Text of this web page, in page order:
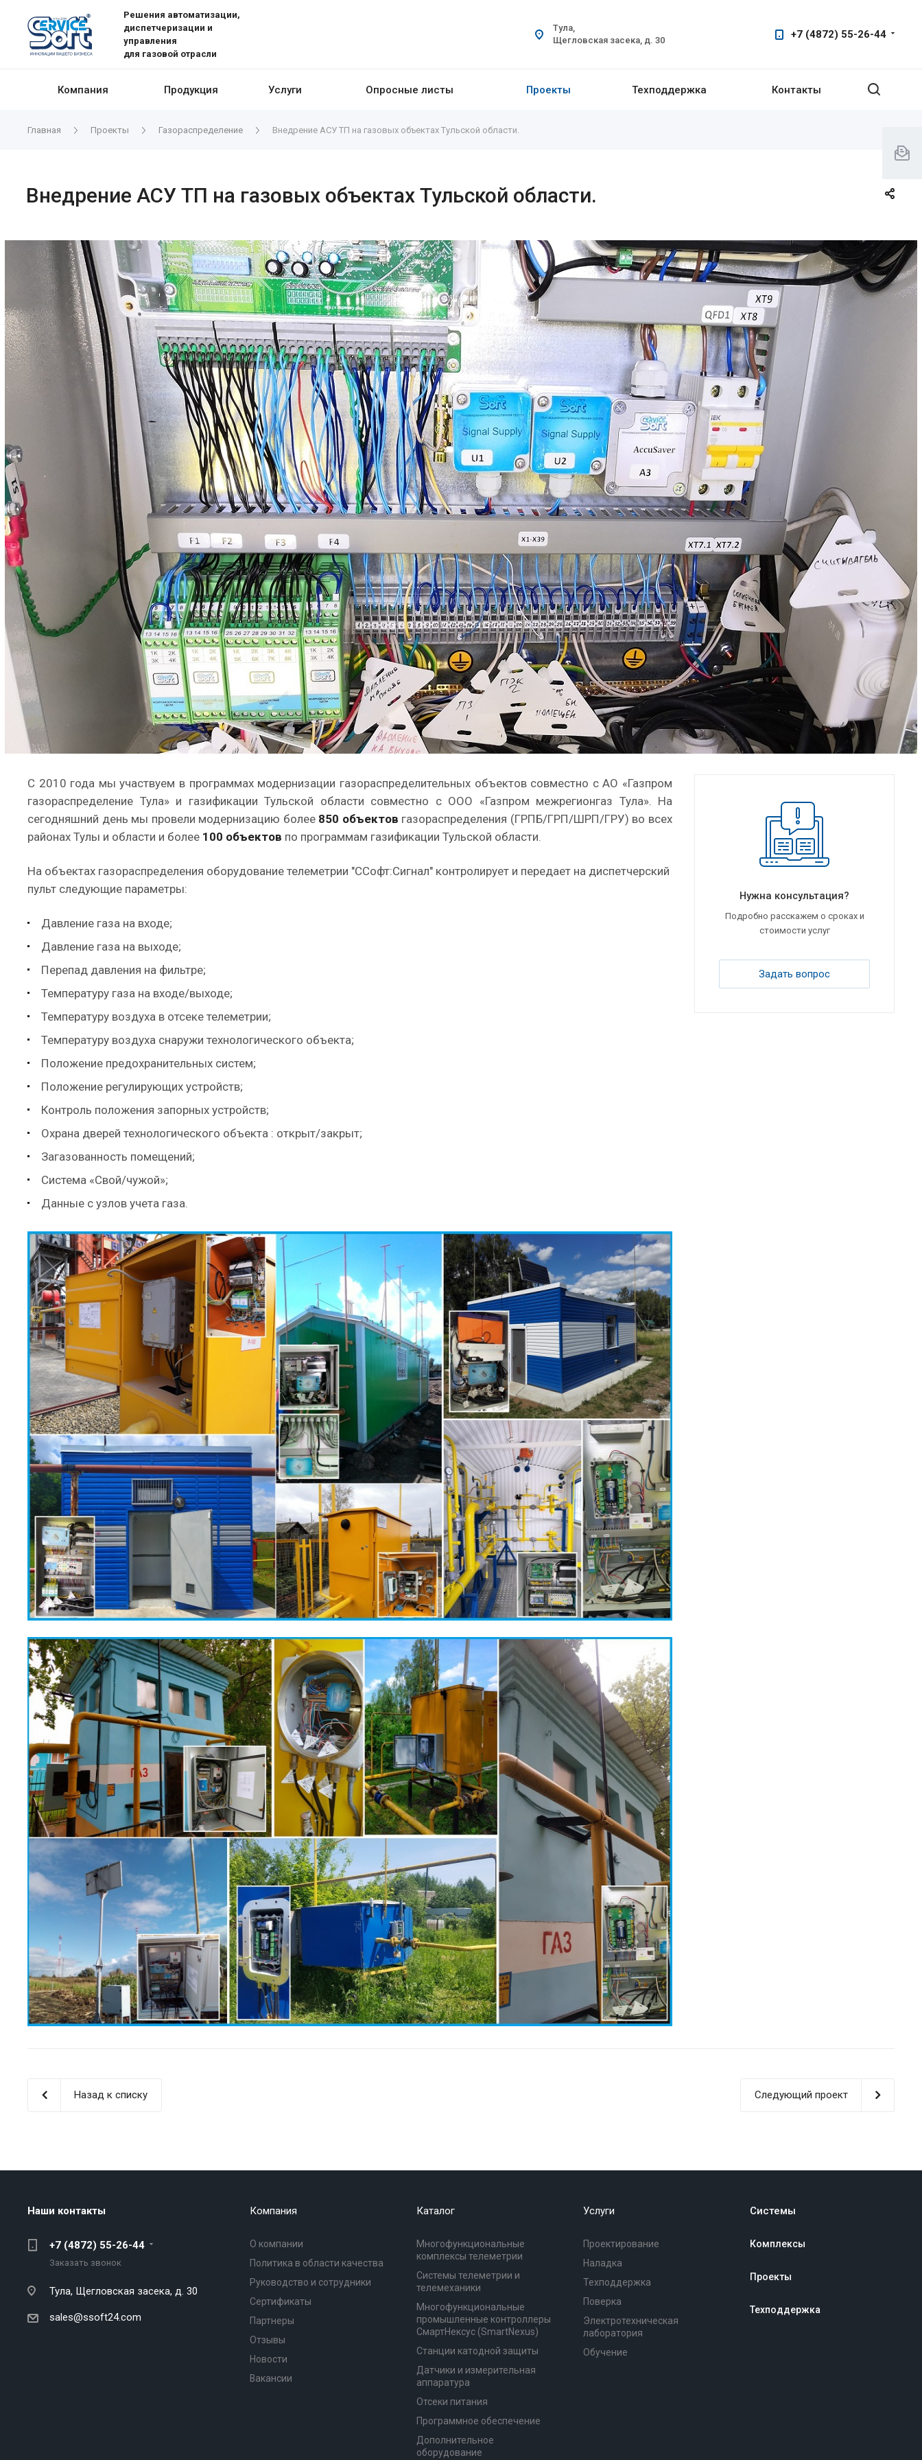
Решения автоматизации,
диспетчеризации и
управления
для газовой отрасли
+7 (4872) 55-26-44
Тула,
Щегловская засека, д. 30
Компания Продукция Услуги Опросные листы Проекты Техподдержка Контакты
Главная Проекты Газораспределение Внедрение АСУ ТП на газовых объектах Тульской области.
Внедрение АСУ ТП на газовых объектах Тульской области.
С 2010 года мы участвуем в программах модернизации газораспределительных объектов совместно с АО «Газпром
газораспределение Тула» и газификации Тульской области совместно с ООО «Газпром межрегионгаз Тула». На
сегодняшний день мы провели модернизацию более 850 объектов газораспределения (ГРПБ/ГРП/ШРП/ГРУ) во всех
районах Тулы и области и более 100 объектов по программам газификации Тульской области.
На объектах газораспределения оборудование телеметрии "ССофт:Сигнал" контролирует и передает на диспетчерский
пульт следующие параметры:
Давление газа на входе;
Давление газа на выходе;
Перепад давления на фильтре;
Температуру газа на входе/выходе;
Температуру воздуха в отсеке телеметрии;
Температуру воздуха снаружи технологического объекта;
Положение предохранительных систем;
Положение регулирующих устройств;
Контроль положения запорных устройств;
Охрана дверей технологического объекта : открыт/закрыт;
Загазованность помещений;
Система «Свой/чужой»;
Данные с узлов учета газа.
Нужна консультация?
Подробно расскажем о сроках и
стоимости услуг
Задать вопрос
Назад к списку Следующий проект
Наши контакты
+7 (4872) 55-26-44
Заказать звонок
Тула, Щегловская засека, д. 30
sales@ssoft24.com
Компания
О компании
Политика в области качества
Руководство и сотрудники
Сертификаты
Партнеры
Отзывы
Новости
Вакансии
Каталог
Многофункциональные
комплексы телеметрии
Системы телеметрии и
телемеханики
Многофункциональные
промышленные контроллеры
СмартНексус (SmartNexus)
Станции катодной защиты
Датчики и измерительная
аппаратура
Отсеки питания
Программное обеспечение
Дополнительное
оборудование
Услуги
Проектирование
Наладка
Техподдержка
Поверка
Электротехническая
лаборатория
Обучение
Системы
Комплексы
Проекты
Техподдержка